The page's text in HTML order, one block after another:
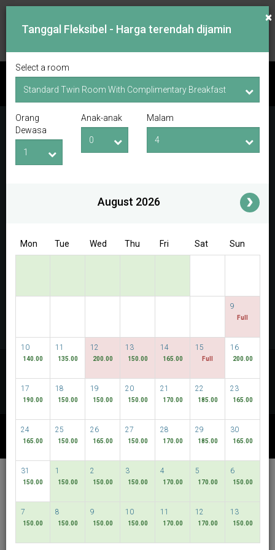
PERIKSA KETERSEDIAAN
Tanggal Lapor Masuk Tanggal Lapor Keluar
Temukan harga terendah kami
TANGGAL FLEKSIBEL
PAKET LAIN
Hotel Bencoolen @
Bahasa Indonesia SGD
×
Tanggal Fleksibel - Harga terendah dijamin
Select a room
Orang
Dewasa
Anak-anak Malam
August 2026
Mon Tue Wed Thu Fri Sat Sun
9
Full
10
140.00
11
135.00
12
200.00
13
150.00
14
165.00
15
Full
16
200.00
17
190.00
18
150.00
19
150.00
20
150.00
21
170.00
22
185.00
23
165.00
24
165.00
25
150.00
26
165.00
27
150.00
28
170.00
29
185.00
30
165.00
31
150.00
1
150.00
2
150.00
3
150.00
4
170.00
5
170.00
6
150.00
7
150.00
8
150.00
9
150.00
10
150.00
11
170.00
12
170.00
13
150.00